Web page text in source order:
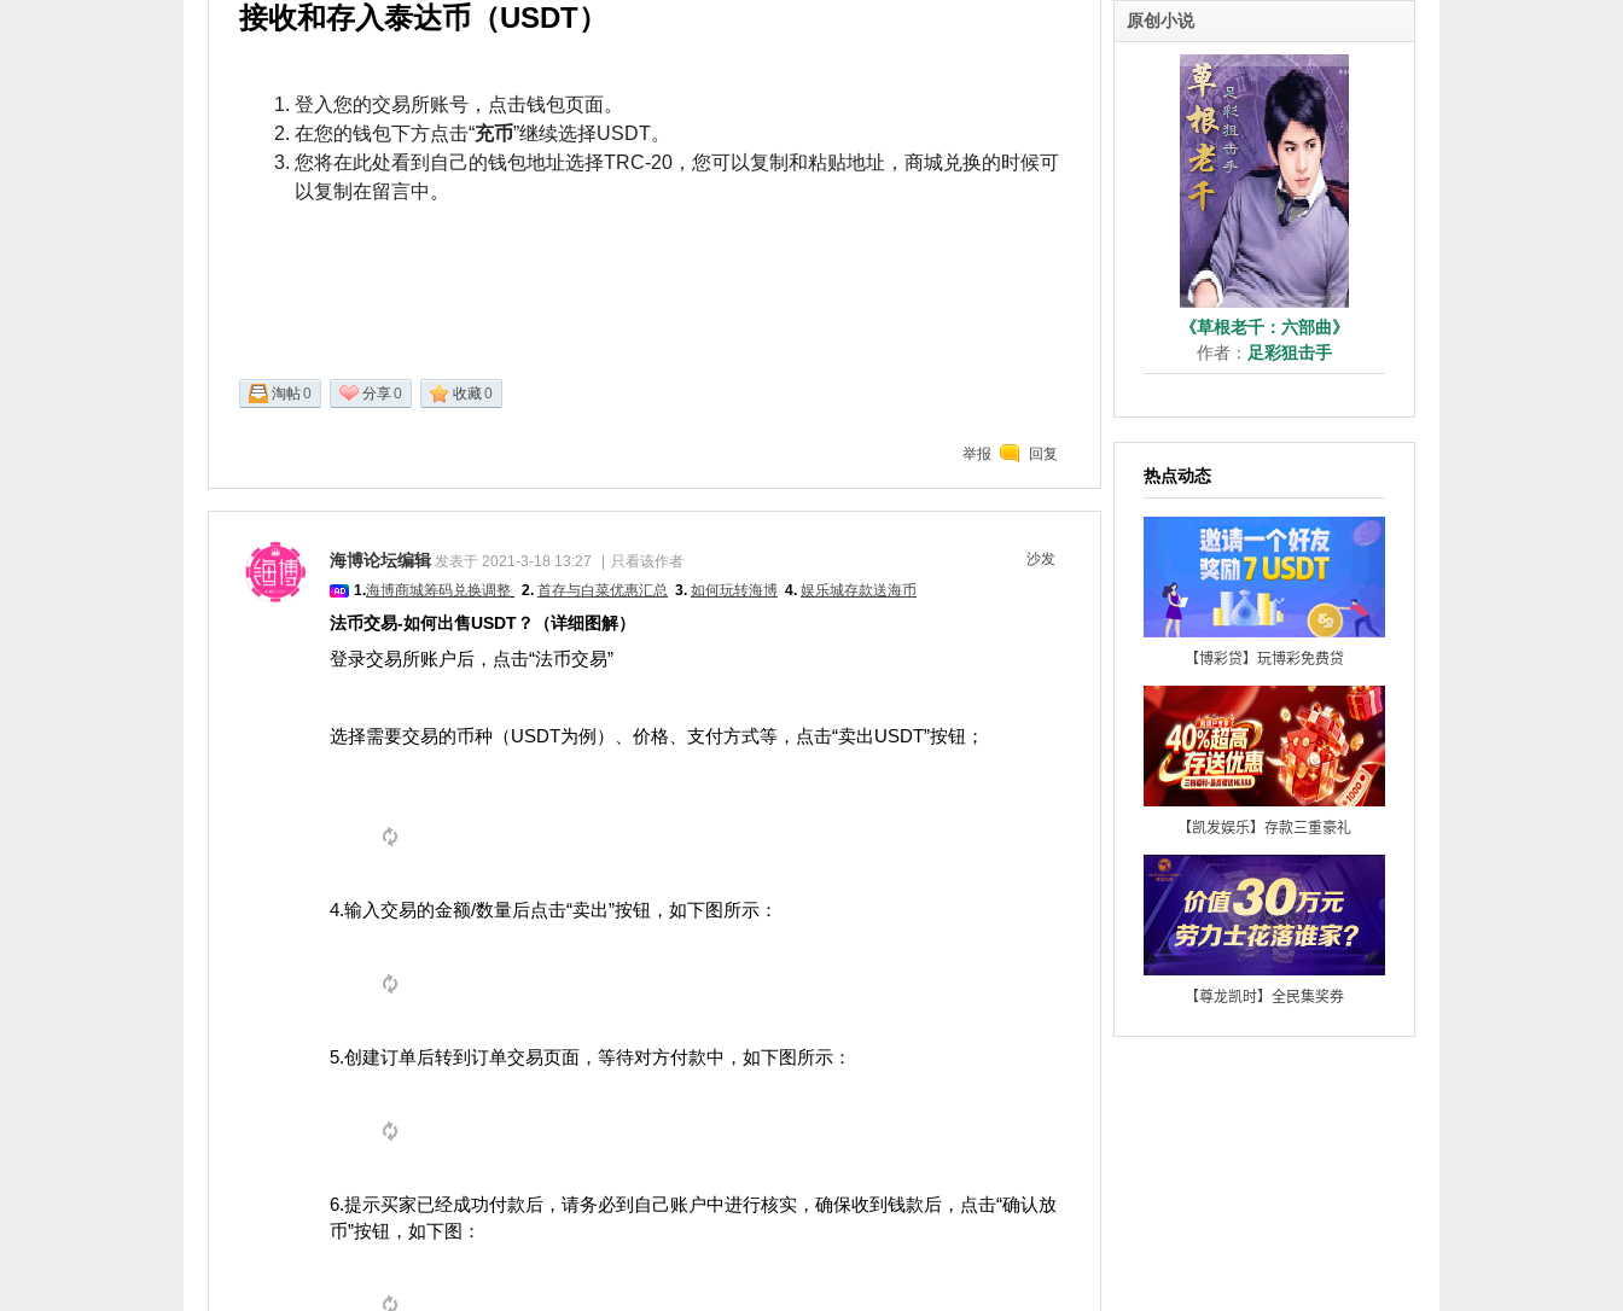
原创小说
《草根老千：六部曲》
作者： 足彩狙击手
最新上线《赌场三十六计》
作者：
娜宝儿
热点动态
接收和存入泰达币（USDT）
登入您的交易所账号，点击钱包页面。
在您的钱包下方点击“充币”继续选择USDT。
您将在此处看到自己的钱包地址选择TRC-20，您可以复制和粘贴地址，商城兑换的时候可
以复制在留言中。
淘帖0 分享0 收藏0
回复
举报
沙发
海博论坛编辑 发表于 2021-3-18 13:27
只看该作者
1.海博商城筹码兑换调整 2. 首存与白菜优惠汇总 3. 如何玩转海博 4. 娱乐城存款送海币
法币交易-如何出售USDT？（详细图解）
登录交易所账户后，点击“法币交易”
选择需要交易的币种（USDT为例）、价格、支付方式等，点击“卖出USDT”按钮；​
4.输入交易的金额/数量后点击“卖出”按钮，如下图所示：​
​5.创建订单后转到订单交易页面，等待对方付款中，如下图所示：​
6.提示买家已经成功付款后，请务必到自己账户中进行核实，确保收到钱款后，点击“确认放
币”按钮，如下图：​